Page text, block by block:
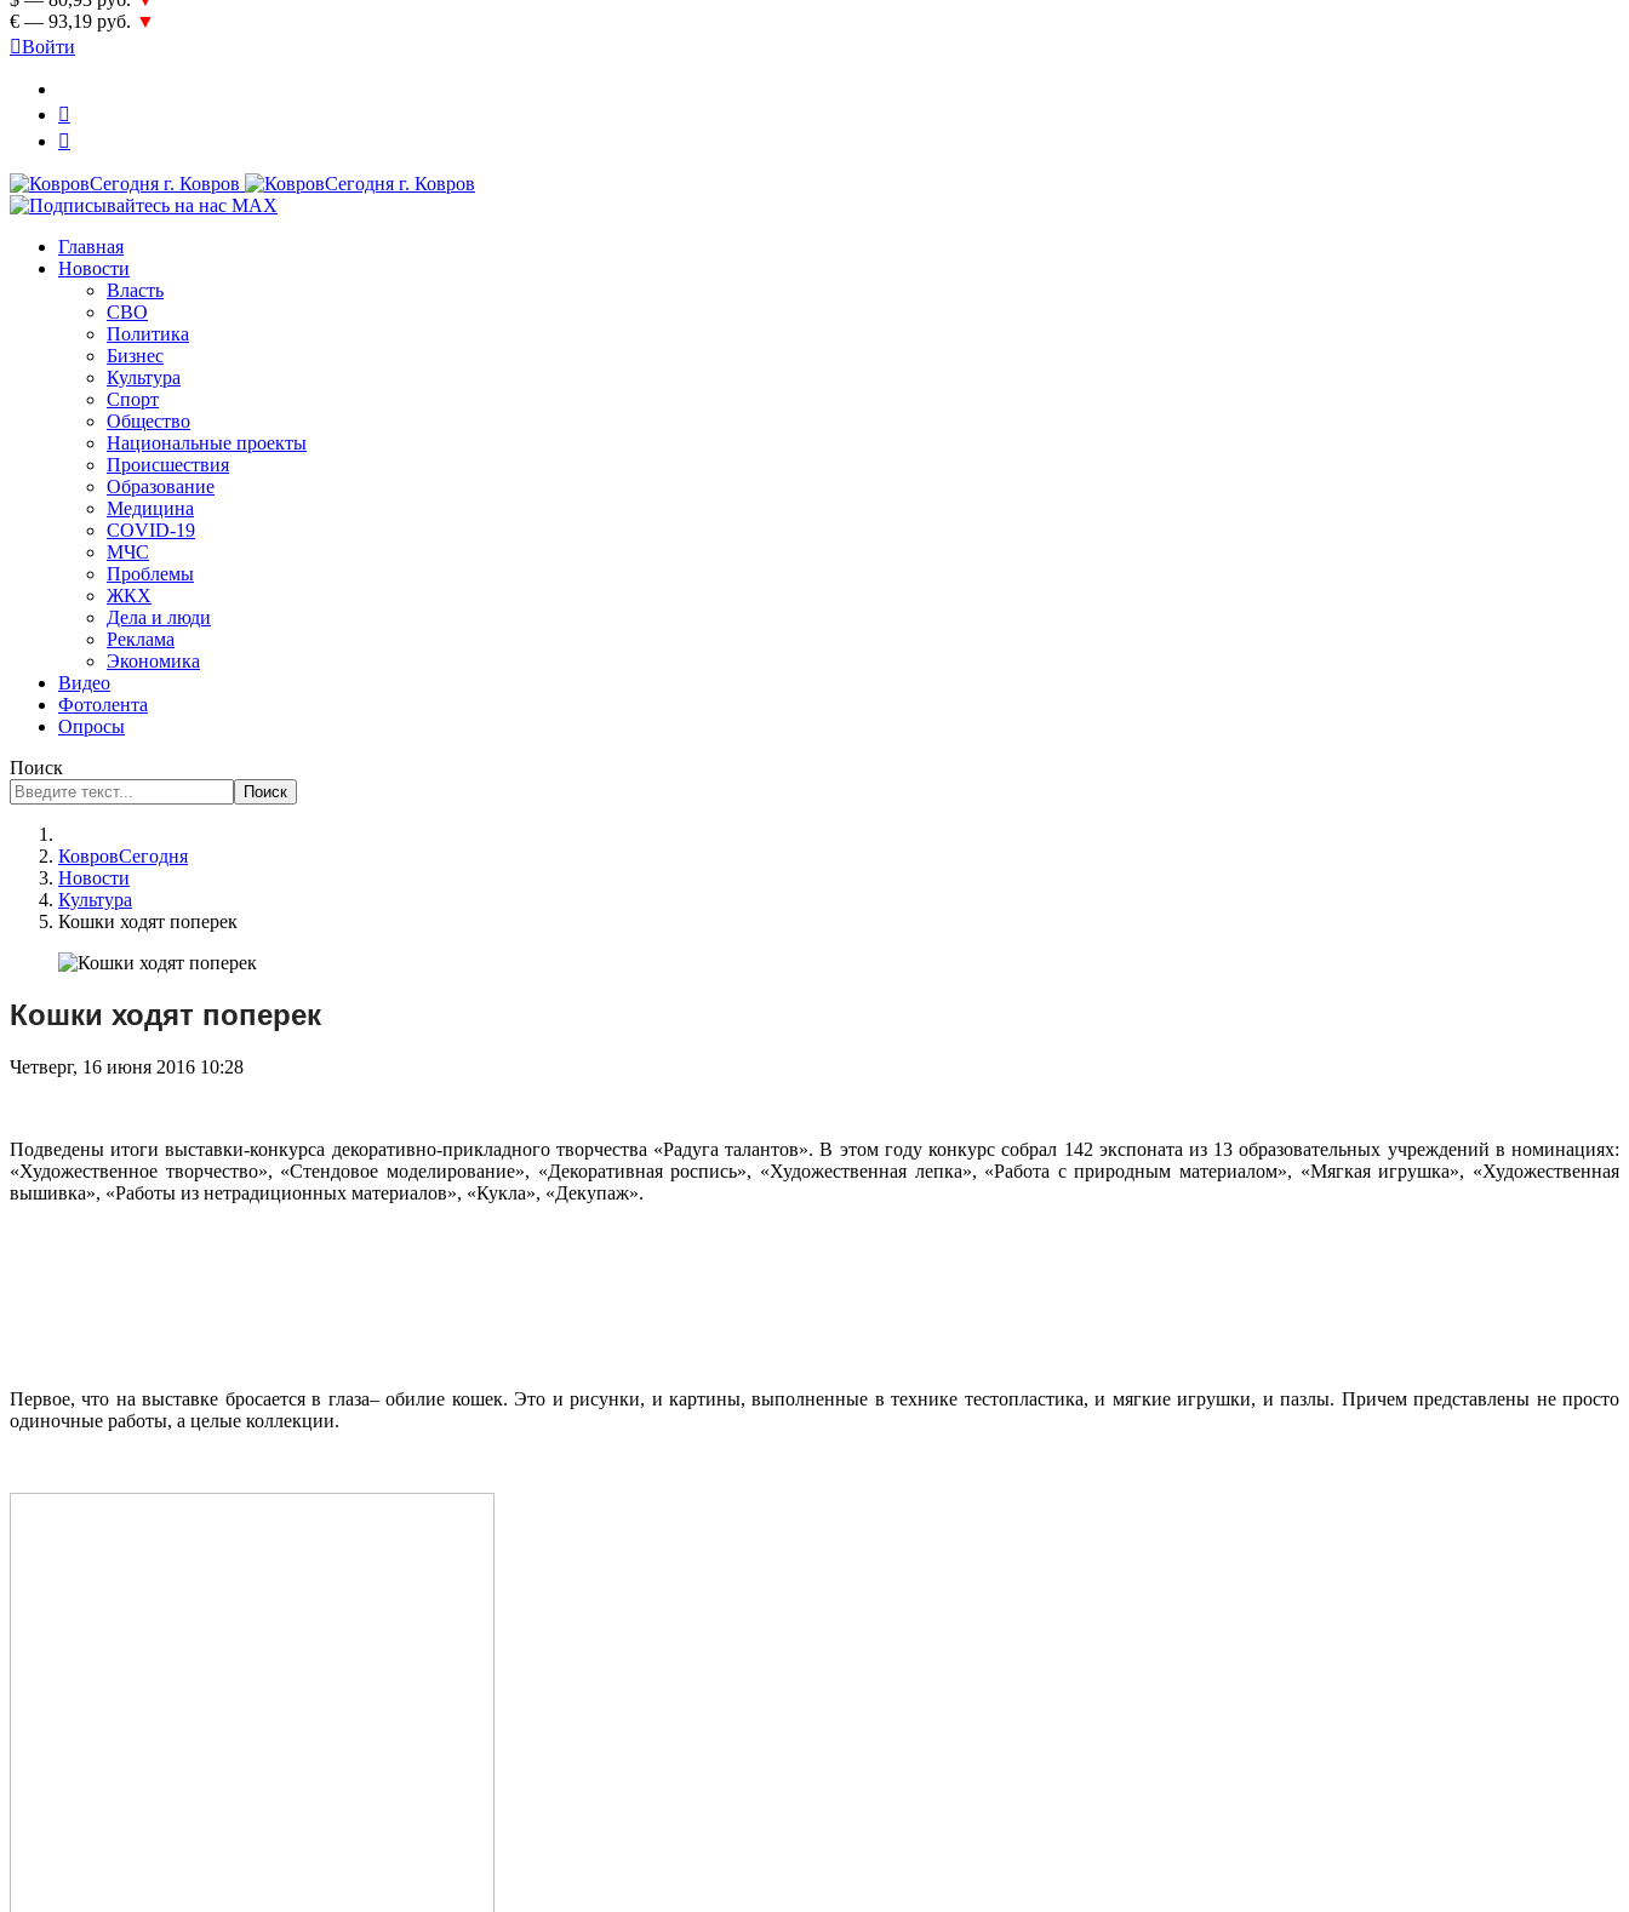
€ — 93,19 руб. ▼
Войти
Главная
Новости
Власть
СВО
Политика
Бизнес
Культура
Спорт
Общество
Национальные проекты
Происшествия
Образование
Медицина
COVID-19
МЧС
Проблемы
ЖКХ
Дела и люди
Реклама
Экономика
Видео
Фотолента
Опросы
Поиск
Поиск
КовровСегодня
Новости
Культура
Кошки ходят поперек
Кошки ходят поперек
Четверг, 16 июня 2016 10:28
Подведены итоги выставки-конкурса декоративно-прикладного творчества «Радуга талантов». В этом году конкурс собрал 142 экспоната из 13 образовательных учреждений в номинациях:
«Художественное творчество», «Стендовое моделирование», «Декоративная роспись», «Художественная лепка», «Работа с природным материалом», «Мягкая игрушка», «Художественная
вышивка», «Работы из нетрадиционных материалов», «Кукла», «Декупаж».
Первое, что на выставке бросается в глаза– обилие кошек. Это и рисунки, и картины, выполненные в технике тестопластика, и мягкие игрушки, и пазлы. Причем представлены не просто
одиночные работы, а целые коллекции.